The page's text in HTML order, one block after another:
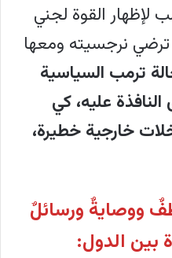
القوة لجني
ترضي نرجسيته ومعها
ترمب السياسية
عليه، كي
خارجية خطيرة،
ووصايةٌ ورسائلٌ
بين الدول: